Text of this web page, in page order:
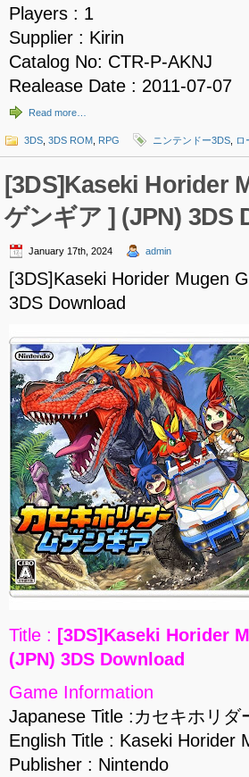
Players : 1
Supplier : Kirin
Catalog No: CTR-P-AKNJ
Realease Date : 2011-07-07
Read more…
3DS 3DS ROM RPG ニンテンドー3DS ロ
[3DS]Kaseki Horider
ゲンギア ] (JPN) 3DS
January 17th, 2024 admin
[3DS]Kaseki Horider Mugen
3DS Download
Title : [3DS]Kaseki Horider
(JPN) 3DS Download
Game Information
Japanese Title :カセキホリダ
English Title : Kaseki Horider
Publisher : Nintendo